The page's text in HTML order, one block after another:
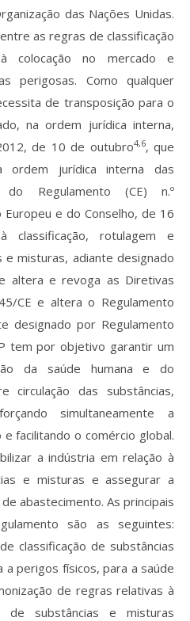
das Nações Unidas.
as regras de classificação
colocação no mercado e
perigosas. Como qualquer
de transposição para o
na ordem jurídica interna,
de 10 de outubro4,6, que
ordem jurídica interna das
do Regulamento (CE) n.º
e do Conselho, de 16
classificação, rotulagem e
e misturas, adiante designado
altera e revoga as Diretivas
CE e altera o Regulamento
designado por Regulamento
tem por objetivo garantir um
da saúde humana e do
circulação das substâncias,
simultaneamente a
facilitando o comércio global.
a indústria em relação à
e misturas e assegurar a
abastecimento. As principais
são as seguintes:
classificação de substâncias
perigos físicos, para a saúde
de regras relativas à
de substâncias e misturas